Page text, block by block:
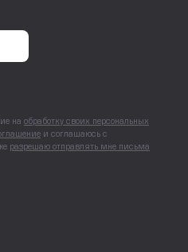
на обработку своих персональных
и соглашаюсь с
разрешаю отправлять мне письма